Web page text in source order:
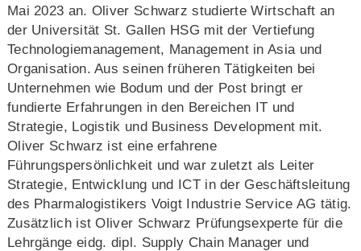
Mai 2023 an. Oliver Schwarz studierte Wirtschaft an
der Universität St. Gallen HSG mit der Vertiefung
Technologiemanagement, Management in Asia und
Organisation. Aus seinen früheren Tätigkeiten bei
Unternehmen wie Bodum und der Post bringt er
fundierte Erfahrungen in den Bereichen IT und
Strategie, Logistik und Business Development mit.
Oliver Schwarz ist eine erfahrene
Führungspersönlichkeit und war zuletzt als Leiter
Strategie, Entwicklung und ICT in der Geschäftsleitung
des Pharmalogistikers Voigt Industrie Service AG tätig.
Zusätzlich ist Oliver Schwarz Prüfungsexperte für die
Lehrgänge eidg. dipl. Supply Chain Manager und